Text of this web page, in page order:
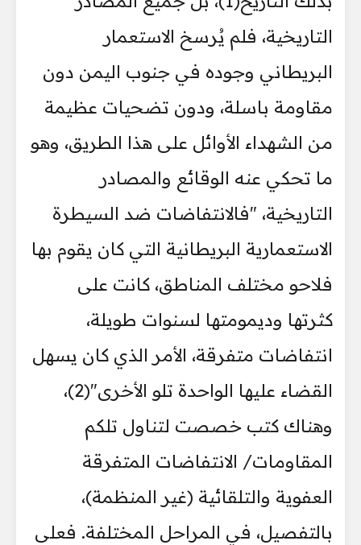
التاريخية، فلم يُرسخ الاستعمار
البريطاني وجوده في جنوب اليمن دون
مقاومة باسلة، ودون تضحيات عظيمة
من الشهداء الأوائل على هذا الطريق، وهو
ما تحكي عنه الوقائع والمصادر
التاريخية، "فالانتفاضات ضد السيطرة
الاستعمارية البريطانية التي كان يقوم بها
فلاحو مختلف المناطق، كانت على
كثرتها وديمومتها لسنوات طويلة،
انتفاضات متفرقة، الأمر الذي كان يسهل
القضاء عليها الواحدة تلو الأخرى"(2)،
وهناك كتب خصصت لتناول تلكم
المقاومات/ الانتفاضات المتفرقة
العفوية والتلقائية (غير المنظمة)،
بالتفصيل، في المراحل المختلفة. فعلى